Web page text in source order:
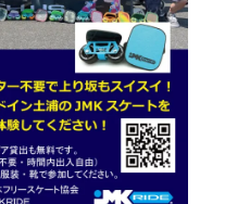
ビ
ゲ
ー
シ
ョ
ン